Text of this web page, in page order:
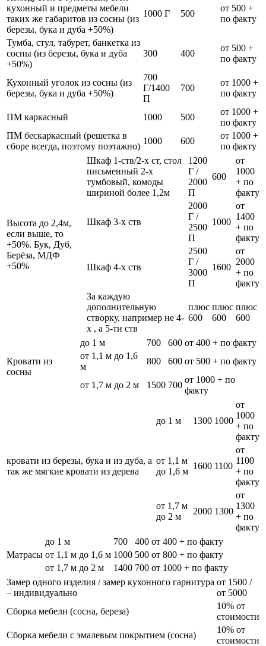
кухонный и предметы мебели
таких же габаритов из сосны (из
березы, бука и дуба +50%)
1000 Г 500
от 500 +
по факту
Тумба, стул, табурет, банкетка из
сосны (из березы, бука и дуба
+50%)
300 400
от 500 +
по факту
Кухонный уголок из сосны (из
березы, бука и дуба +50%)
700
Г/1400
П
700
от 1000 +
по факту
ПМ каркасный 1000 500
от 1000 +
по факту
ПМ бескаркасный (решетка в
сборе всегда, поэтому поэтажно)
1000 600
от 1000 +
по факту
Высота до 2,4м,
если выше, то
+50%. Бук, Дуб,
Берёза, МДФ
+50%
Шкаф 1-ств/2-х ст, стол
письменный 2-х
тумбовый, комоды
шириной более 1,2м
1200
Г /
2000
П
600
от
1000
+ по
факту
Шкаф 3-х ств
2000
Г /
2500
П
1000
от
1400
+ по
факту
Шкаф 4-х ств
2500
Г /
3000
П
1600
от
2000
+ по
факту
За каждую
дополнительную
створку, например не 4-
х , а 5-ти ств
плюс
600
плюс
600
плюс
600
Кровати из
сосны
до 1 м 700 600 от 400 + по факту
от 1,1 м до 1,6
м
800 600 от 500 + по факту
от 1,7 м до 2 м 1500 700
от 1000 + по
факту
кровати из березы, бука и из дуба, а
так же мягкие кровати из дерева
до 1 м 1300 1000
от
1000
+ по
факту
от 1,1 м
до 1,6 м
1600 1100
от
1100
+ по
факту
от 1,7 м
до 2 м
2000 1300
от
1300
+ по
факту
Матрасы
до 1 м 700 400 от 400 + по факту
от 1,1 м до 1,6 м 1000 500 от 800 + по факту
от 1,7 м до 2 м
1400 700 от 1000 + по факту
Замер одного изделия / замер кухонного гарнитура
– индивидуально
от 1500 /
от 5000
Сборка мебели (сосна, береза)
10% от
стоимости
Сборка мебели с эмалевым покрытием (сосна)
10% от
стоимости